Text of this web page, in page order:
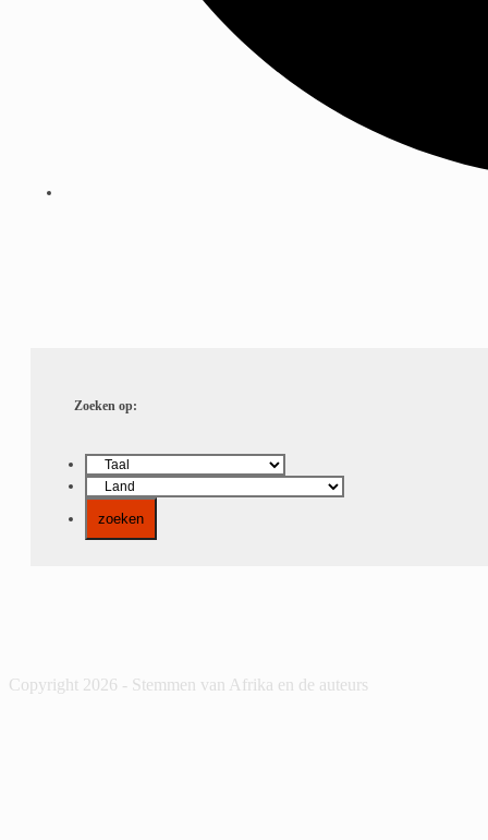
Zoeken op:
Copyright 2026 - Stemmen van Afrika en de auteurs